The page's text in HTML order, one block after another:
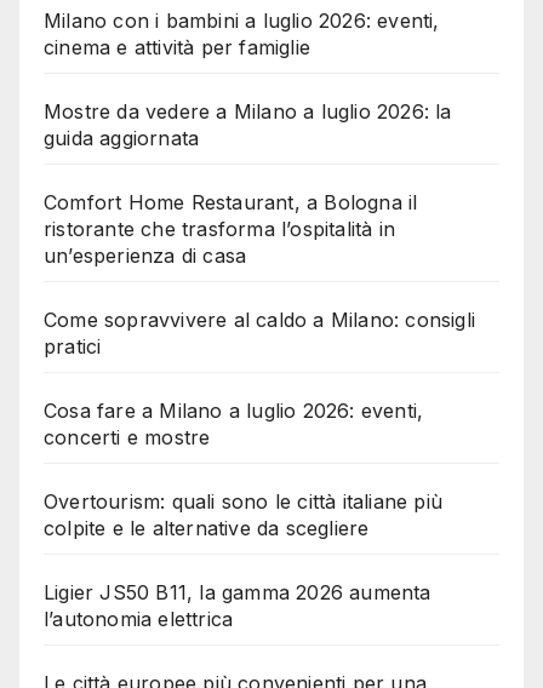
Milano con i bambini a luglio 2026: eventi,
cinema e attività per famiglie
Mostre da vedere a Milano a luglio 2026: la
guida aggiornata
Comfort Home Restaurant, a Bologna il
ristorante che trasforma l’ospitalità in
un’esperienza di casa
Come sopravvivere al caldo a Milano: consigli
pratici
Cosa fare a Milano a luglio 2026: eventi,
concerti e mostre
Overtourism: quali sono le città italiane più
colpite e le alternative da scegliere
Ligier JS50 B11, la gamma 2026 aumenta
l’autonomia elettrica